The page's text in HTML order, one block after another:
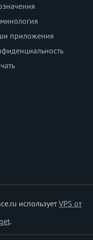
приложения
используетVPS от
.